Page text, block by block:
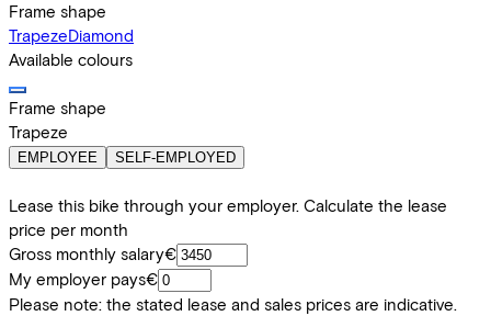
Frame shape
TrapezeDiamond
Available colours
Frame shape
Trapeze
EMPLOYEE SELF-EMPLOYED
Lease this bike through your employer. Calculate the lease
price per month
Gross monthly salary€
My employer pays€
Please note: the stated lease and sales prices are indicative.